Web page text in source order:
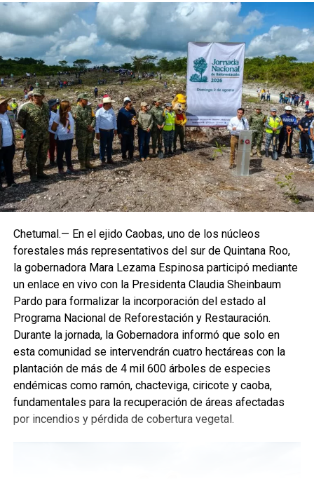
Chetumal.— En el ejido Caobas, uno de los núcleos
forestales más representativos del sur de Quintana Roo,
la gobernadora Mara Lezama Espinosa participó mediante
un enlace en vivo con la Presidenta Claudia Sheinbaum
Pardo para formalizar la incorporación del estado al
Programa Nacional de Reforestación y Restauración.
Durante la jornada, la Gobernadora informó que solo en
esta comunidad se intervendrán cuatro hectáreas con la
plantación de más de 4 mil 600 árboles de especies
endémicas como ramón, chacteviga, ciricote y caoba,
fundamentales para la recuperación de áreas afectadas
por incendios y pérdida de cobertura vegetal.